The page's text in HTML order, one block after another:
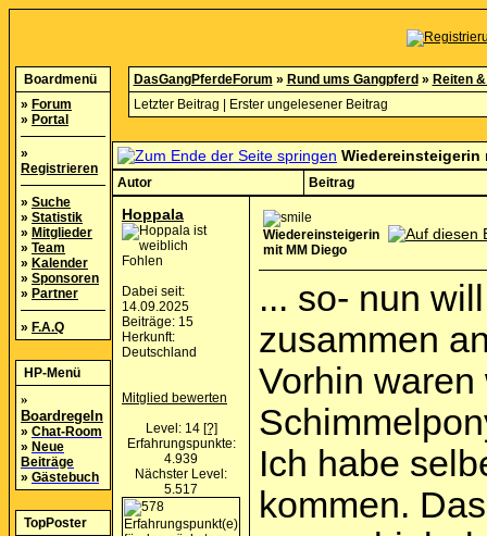
Boardmenü
» Forum
» Portal
»
Registrieren
» Suche
» Statistik
» Mitglieder
» Team
» Kalender
» Sponsoren
» Partner
» F.A.Q
HP-Menü
»
Boardregeln
» Chat-Room
» Neue
Beiträge
» Gästebuch
TopPoster
DasGangPferdeForum » Rund ums Gangpferd » Reiten
Letzter Beitrag
Erster ungelesener Beitrag
Wiedereinsteigerin
Autor Beitrag
Hoppala
Fohlen
Dabei seit:
14.09.2025
Beiträge: 15
Herkunft:
Deutschland
Mitglied bewerten
Level: 14 [?]
Erfahrungspunkte:
4.939
Nächster Level:
5.517
Wiedereinsteigerin
mit MM Diego
... so- nun
zusammen
Vorhin waren
Ich habe
kommen.